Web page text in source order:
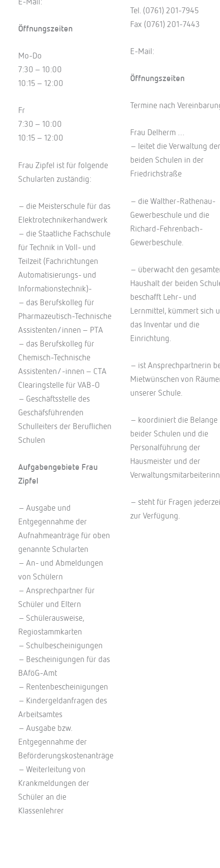
E-Mail:
Öffnungszeiten
Mo-Do
7:30 – 10:00
10:15 – 12:00
Fr
7:30 – 10:00
10:15 – 12:00
Frau Zipfel ist für folgende
Schularten zuständig:
– die Meisterschule für das
Elektrotechnikerhandwerk
– die Staatliche Fachschule
für Technik in Voll- und
Teilzeit (Fachrichtungen
Automatisierungs- und
Informationstechnik)-
– das Berufskolleg für
Pharmazeutisch-Technische
Assistenten/innen – PTA
– das Berufskolleg für
Chemisch-Technische
Assistenten/-innen – CTA
Clearingstelle für VAB-O
– Geschäftsstelle des
Geschäfsführenden
Schulleiters der Beruflichen
Schulen
Aufgabengebiete Frau
Zipfel
– Ausgabe und
Entgegennahme der
Aufnahmeanträge für oben
genannte Schularten
– An- und Abmeldungen
von Schülern
– Ansprechpartner für
Schüler und Eltern
– Schülerausweise,
Regiostammkarten
– Schulbescheinigungen
– Bescheinigungen für das
BAföG-Amt
– Rentenbescheinigungen
– Kindergeldanfragen des
Arbeitsamtes
– Ausgabe bzw.
Entgegennahme der
Beförderungskostenanträge
– Weiterleitung von
Krankmeldungen der
Schüler an die
Klassenlehrer
Tel. (0761) 201-7945
Fax (0761) 201-7443
E-Mail:
Öffnungszeiten
Termine nach
Frau Delherm …
– leitet die Verwaltung der
beiden Schulen in der
Friedrichstraße
– die Walther-Rathenau-
Gewerbeschule und die
Richard-Fehrenbach-
Gewerbeschule.
– überwacht den
Haushalt der beiden
beschafft Lehr- und
Lernmittel, kümmert sich
das Inventar und die
Einrichtung.
– ist Ansprechpartnerin
Mietwünschen von
unserer Schule.
– koordiniert die Belange
beider Schulen und die
Personalführung der
Hausmeister und der
– steht für Fragen
zur Verfügung.